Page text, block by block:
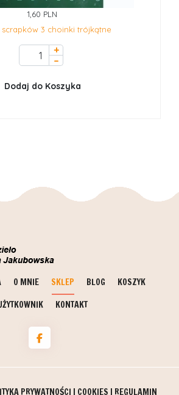
1,60 PLN
scrapków 3 choinki trójkątne
+
–
Dodaj do Koszyka
O MNIE SKLEP BLOG
KOSZYK
KONTAKT
PRYWATNOŚCI | COOKIES | REGULAMIN